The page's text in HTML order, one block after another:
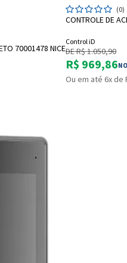
70001478 NICE
(0)
CONTROLE DE
Control iD
DE R$ 1.050,90
R$ 969,86
Ou em até 6x de